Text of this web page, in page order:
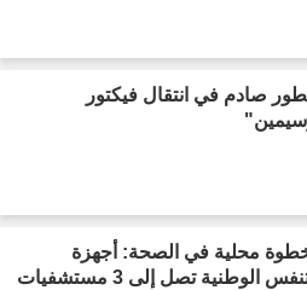
صادم في انتقال فيكتور
محلية في الصحة: أجهزة
التنفس الوطنية تصل إلى 3 مستشفيات